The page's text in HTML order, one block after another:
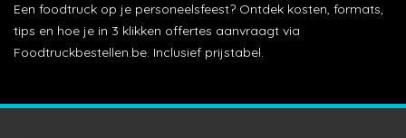
Een foodtruck op je personeelsfeest? Ontdek kosten, formats,
tips en hoe je in 3 klikken offertes aanvraagt via
Foodtruckbestellen.be. Inclusief prijstabel.